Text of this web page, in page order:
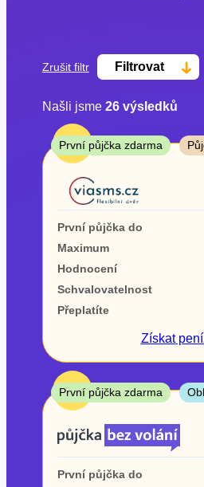
Zrušit filtr Filtrovat
Cena
Od
První půjčka zdarma
–
ano
ne
Ve zkušebce
ano
ne
V exekuci
ne
Našli jsme 26výsledků
TOP
První půjčka zdarma
První půjčka do
Maximum
Hodnocení
Schvalovatelnost
Přeplatíte
Získat
TOP
První půjčka zdarma
První půjčka do